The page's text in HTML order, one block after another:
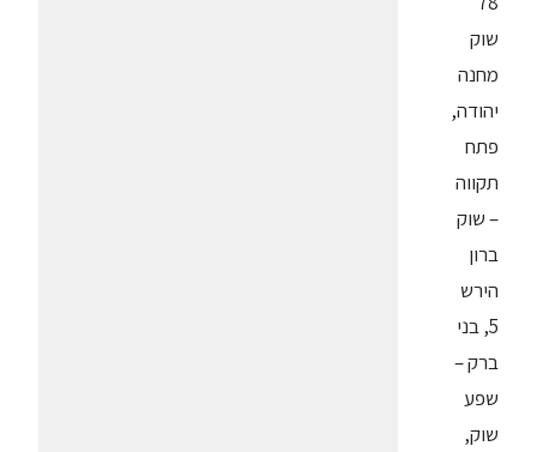
שוק
מחנה
יהודה,
פתח
תקווה
– שוק
ברון
הירש
5, בני
ברק –
שפע
שוק,